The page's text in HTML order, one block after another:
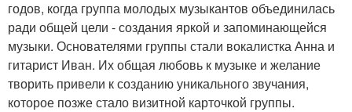
годов, когда группа молодых музыкантов объединилась
ради общей цели - создания яркой и запоминающейся
музыки. Основателями группы стали вокалистка Анна и
гитарист Иван. Их общая любовь к музыке и желание
творить привели к созданию уникального звучания,
которое позже стало визитной карточкой группы.